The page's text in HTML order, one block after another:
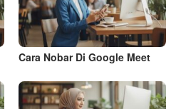
Cara Nobar Di Google Meet